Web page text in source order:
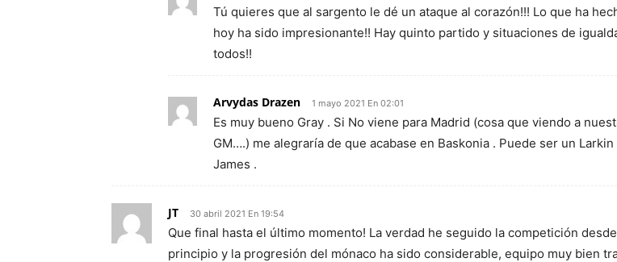
Tú quieres que al sargento le dé un ataque al corazón!!! Lo que ha
hoy ha sido impresionante!! Hay quinto partido y situaciones de
todos!!
Arvydas Drazen 1 mayo 2021 En 02:01
Es muy bueno Gray . Si No viene para Madrid (cosa que viendo a
GM….) me alegraría de que acabase en Baskonia . Puede ser un Larkin
James .
JT 30 abril 2021 En 19:54
Que final hasta el último momento! La verdad he seguido la competición
principio y la progresión del mónaco ha sido considerable, equipo muy bien